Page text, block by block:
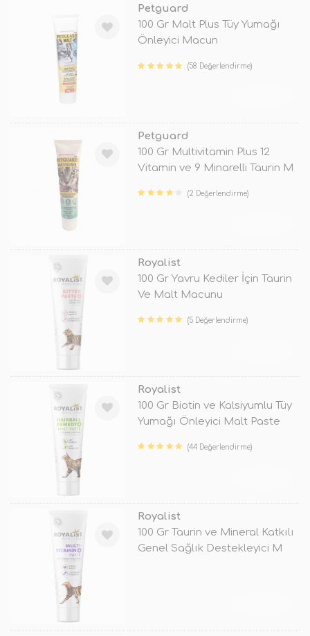
Petguard
100 Gr Malt Plus Tüy Yumağı
Önleyici Macun
(58 Değerlendirme)
Petguard
100 Gr Multivitamin Plus 12
Vitamin ve 9 Minarelli Taurin M
(2 Değerlendirme)
Royalist
100 Gr Yavru Kediler İçin Taurin
Ve Malt Macunu
(5 Değerlendirme)
Royalist
100 Gr Biotin ve Kalsiyumlu Tüy
Yumağı Önleyici Malt Paste
(44 Değerlendirme)
Royalist
100 Gr Taurin ve Mineral Katkılı
Genel Sağlık Destekleyici M